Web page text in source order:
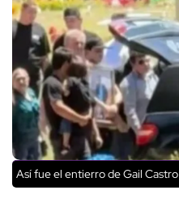
Así fue el entierro de Gail Castro